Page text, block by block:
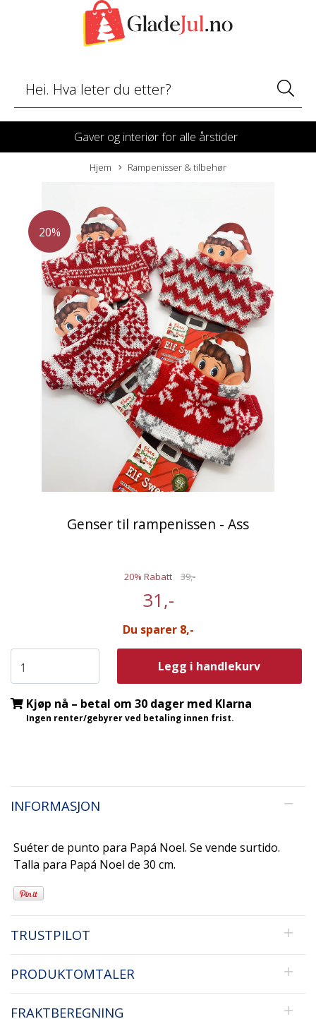
Gaver og interiør for alle årstider
Hjem Rampenisser & tilbehør
20%
Genser til rampenissen - Ass
20% Rabatt 39,-
31,-
Du sparer 8,-
Legg i handlekurv
Kjøp nå – betal om 30 dager med Klarna
Ingen renter/gebyrer ved betaling innen frist.
INFORMASJON
Suéter de punto para Papá Noel. Se vende surtido.
Talla para Papá Noel de 30 cm.
TRUSTPILOT
PRODUKTOMTALER
FRAKTBEREGNING